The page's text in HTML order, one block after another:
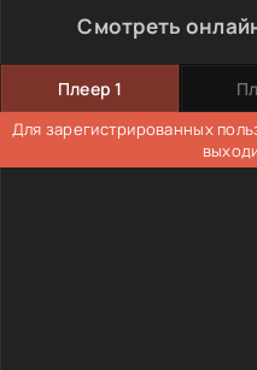
Смотреть
Плеер 1
Для зарегистрированных